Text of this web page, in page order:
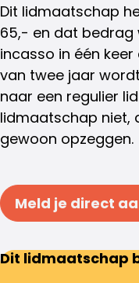
Dit lidmaatschap
65,- en dat
incasso in één
van twee jaar
naar een regulier
lidmaatschap niet,
gewoon opzeggen.
Meld je direct
Dit lidmaatschap